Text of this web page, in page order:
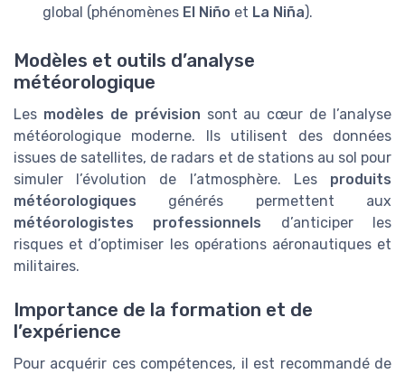
global (phénomènes El Niño et La Niña).
Modèles et outils d’analyse
météorologique
Les modèles de prévision sont au cœur de l’analyse
météorologique moderne. Ils utilisent des données
issues de satellites, de radars et de stations au sol pour
simuler l’évolution de l’atmosphère. Les produits
météorologiques générés permettent aux
météorologistes professionnels d’anticiper les
risques et d’optimiser les opérations aéronautiques et
militaires.
Importance de la formation et de
l’expérience
Pour acquérir ces compétences, il est recommandé de